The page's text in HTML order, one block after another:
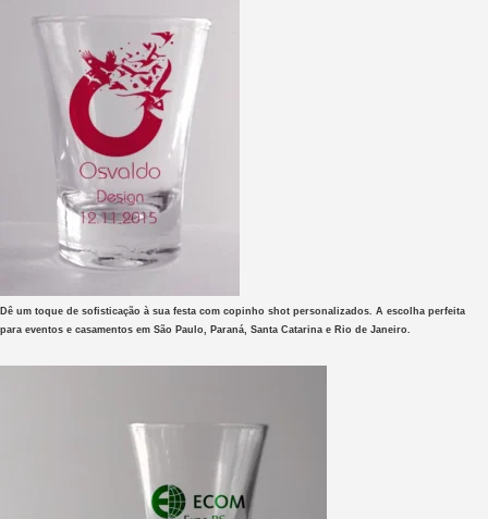
Dê um toque de sofisticação à sua festa com copinho shot personalizados. A escolha perfeita
para eventos e casamentos em São Paulo, Paraná, Santa Catarina e Rio de Janeiro.